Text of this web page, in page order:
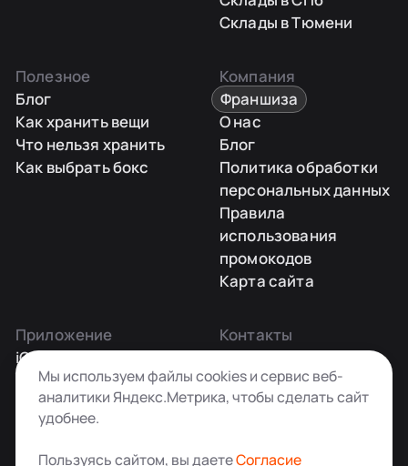
Склады в Тюмени
Полезное
Блог
Как хранить вещи
Что нельзя хранить
Как выбрать бокс
Компания
Франшиза
О нас
Блог
Политика обработки
персональных данных
Правила
использования
промокодов
Карта сайта
Приложение
iOS
Android
Контакты
Заказать звонок
+7 495 181-55-45
info@kladovkin.ru
Мы используем файлы cookies и сервис веб-
аналитики Яндекс.Метрика, чтобы сделать сайт
удобнее.
Пользуясь сайтом, вы даетеСогласие